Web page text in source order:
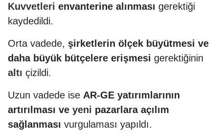
Kuvvetleri envanterine alınması gerektiği
kaydedildi.
Orta vadede, şirketlerin ölçek büyütmesi ve
daha büyük bütçelere erişmesi gerektiğinin
altı çizildi.
Uzun vadede ise AR-GE yatırımlarının
artırılması ve yeni pazarlara açılım
sağlanması vurgulaması yapıldı.